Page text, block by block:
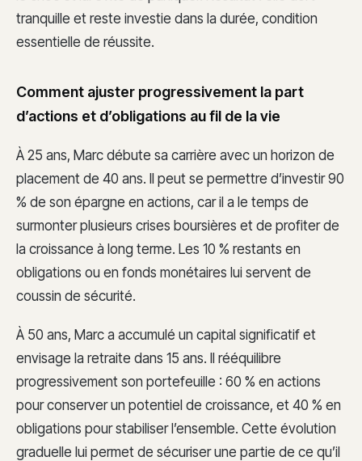
tranquille et reste investie dans la durée, condition
essentielle de réussite.
Comment ajuster progressivement la part
d’actions et d’obligations au fil de la vie
À 25 ans, Marc débute sa carrière avec un horizon de
placement de 40 ans. Il peut se permettre d’investir 90
% de son épargne en actions, car il a le temps de
surmonter plusieurs crises boursières et de profiter de
la croissance à long terme. Les 10 % restants en
obligations ou en fonds monétaires lui servent de
coussin de sécurité.
À 50 ans, Marc a accumulé un capital significatif et
envisage la retraite dans 15 ans. Il rééquilibre
progressivement son portefeuille : 60 % en actions
pour conserver un potentiel de croissance, et 40 % en
obligations pour stabiliser l’ensemble. Cette évolution
graduelle lui permet de sécuriser une partie de ce qu’il